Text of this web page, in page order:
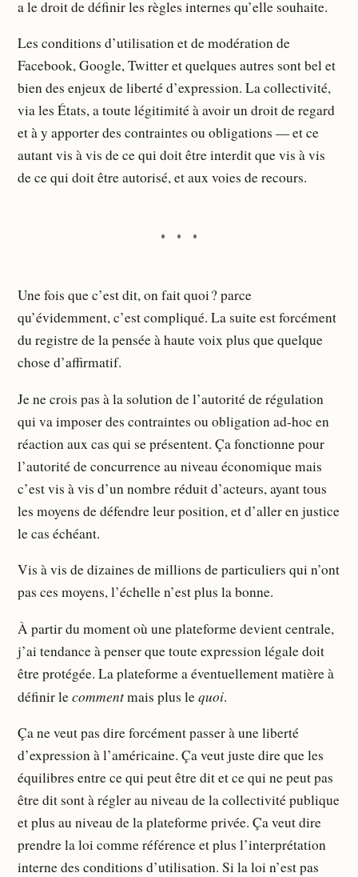
a le droit de définir les règles internes qu’elle souhaite.
Les conditions d’utilisation et de modération de
Facebook, Google, Twitter et quelques autres sont bel et
bien des enjeux de liberté d’expression. La collectivité,
via les États, a toute légitimité à avoir un droit de regard
et à y apporter des contraintes ou obligations — et ce
autant vis à vis de ce qui doit être interdit que vis à vis
de ce qui doit être autorisé, et aux voies de recours.
Une fois que c’est dit, on fait quoi ? parce
qu’évidemment, c’est compliqué. La suite est forcément
du registre de la pensée à haute voix plus que quelque
chose d’affirmatif.
Je ne crois pas à la solution de l’autorité de régulation
qui va imposer des contraintes ou obligation ad-hoc en
réaction aux cas qui se présentent. Ça fonctionne pour
l’autorité de concurrence au niveau économique mais
c’est vis à vis d’un nombre réduit d’acteurs, ayant tous
les moyens de défendre leur position, et d’aller en justice
le cas échéant.
Vis à vis de dizaines de millions de particuliers qui n’ont
pas ces moyens, l’échelle n’est plus la bonne.
À partir du moment où une plateforme devient centrale,
j’ai tendance à penser que toute expression légale doit
être protégée. La plateforme a éventuellement matière à
définir lecommentmais plus lequoi.
Ça ne veut pas dire forcément passer à une liberté
d’expression à l’américaine. Ça veut juste dire que les
équilibres entre ce qui peut être dit et ce qui ne peut pas
être dit sont à régler au niveau de la collectivité publique
et plus au niveau de la plateforme privée. Ça veut dire
prendre la loi comme référence et plus l’interprétation
interne des conditions d’utilisation. Si la loi n’est pas